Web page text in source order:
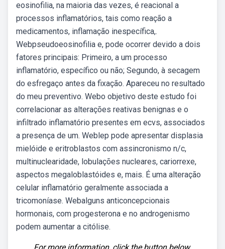
eosinofilia, na maioria das vezes, é reacional a
processos inflamatórios, tais como reação a
medicamentos, inflamação inespecífica,.
Webpseudoeosinofilia e, pode ocorrer devido a dois
fatores principais: Primeiro, a um processo
inflamatório, específico ou não; Segundo, à secagem
do esfregaço antes da fixação. Apareceu no resultado
do meu preventivo. Webo objetivo deste estudo foi
correlacionar as alterações reativas benignas e o
infiltrado inflamatório presentes em ecvs, associados
a presença de um. Weblep pode apresentar displasia
mielóide e eritroblastos com assincronismo n/c,
multinuclearidade, lobulações nucleares, cariorrexe,
aspectos megaloblastóides e, mais. É uma alteração
celular inflamatório geralmente associada a
tricomoníase. Webalguns anticoncepcionais
hormonais, com progesterona e no androgenismo
podem aumentar a citólise.